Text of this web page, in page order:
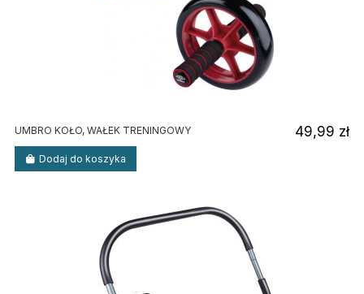
UMBRO KOŁO, WAŁEK TRENINGOWY 49,99 zł
Dodaj do koszyka